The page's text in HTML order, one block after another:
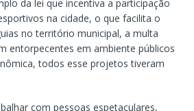
da lei que incentiva a participação
na cidade, o que facilita o
no território municipal, a multa
entorpecentes em ambiente públicos
todos esse projetos tiveram
com pessoas espetaculares,